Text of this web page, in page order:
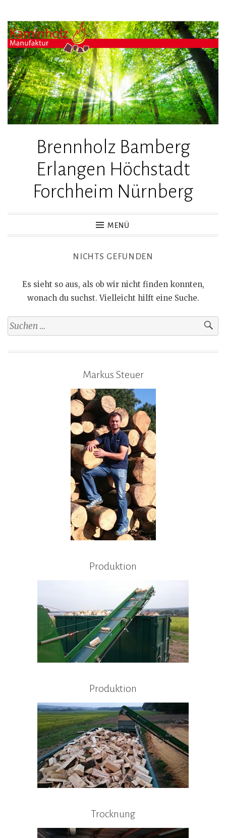
Zum
Inhalt
springen
Brennholz Bamberg
Erlangen Höchstadt
Forchheim Nürnberg
MENÜ
NICHTS GEFUNDEN
Es sieht so aus, als ob wir nicht finden konnten,
wonach du suchst. Vielleicht hilft eine Suche.
nach:
Markus Steuer
Produktion
Produktion
Trocknung